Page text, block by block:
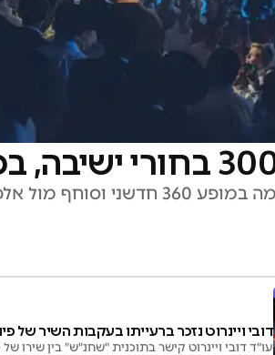
פיני איינהורן כבש את בנייני
דובי ויינרוט נזכר ברעייתו בעקבות השיר של
עו"ד דובי ויינרוט קישר בתוכנית "שחנ"ש" בין שירו